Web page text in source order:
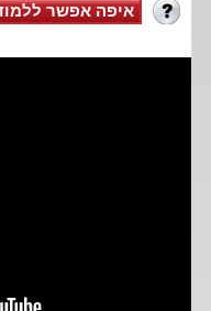
איפה אפשר ללמוד